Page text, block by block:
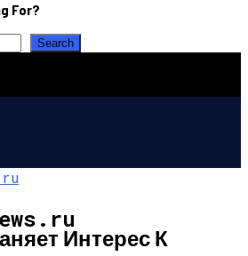
For?
Интерес К